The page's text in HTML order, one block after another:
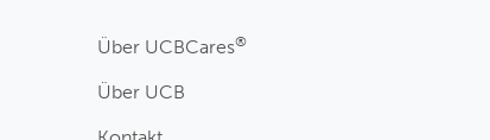
Über UCBCares®
Über UCB